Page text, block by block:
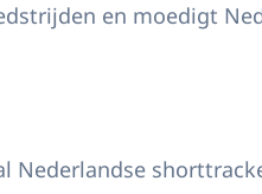
en moedigt
Nederlandse